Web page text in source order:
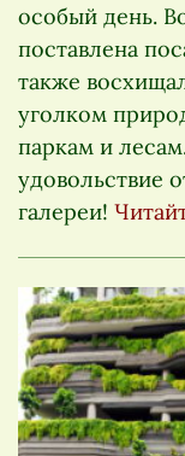
особый день.
поставлена
также
уголком
паркам и
удовольствие
галереи!